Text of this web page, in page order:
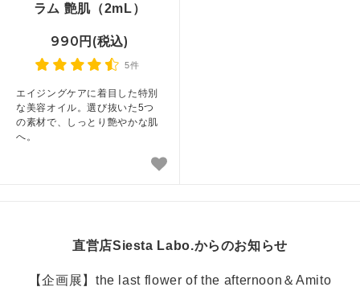
ラム 艶肌（2mL）
990円(税込)
5件
エイジングケアに着目した特別
な美容オイル。選び抜いた5つ
の素材で、しっとり艶やかな肌
へ。
直営店Siesta Labo.からのお知らせ
【企画展】the last flower of the afternoon＆Amito